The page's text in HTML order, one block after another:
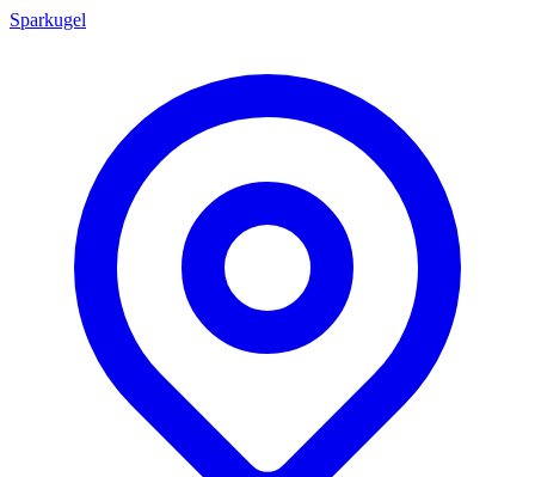
Sparkugel